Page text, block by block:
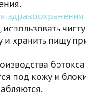
использовать
и хранить пищу
под кожу и